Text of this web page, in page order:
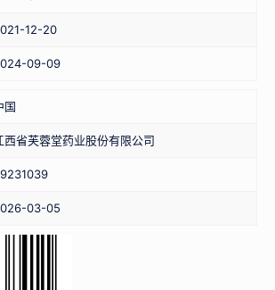
12-20
09-09
国
西省芙蓉堂药业股份有限公司
03-05